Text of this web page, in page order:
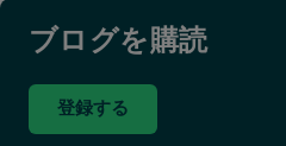
ブログを購読
登録する